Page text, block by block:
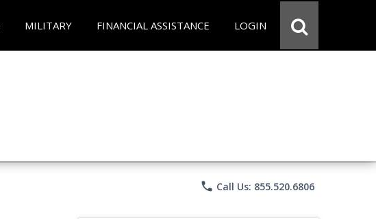
MILITARY FINANCIAL ASSISTANCE LOGIN
phone Call Us: 855.520.6806